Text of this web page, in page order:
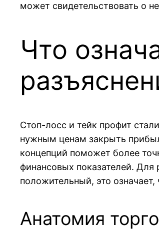
может свидетельствовать о
Что
Стоп-лосс и тейк профит
нужным ценам закрыть
концепций поможет более
финансовых показателей.
положительный, это
Анатомия